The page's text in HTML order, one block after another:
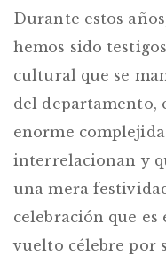
Durante estos
hemos sido
cultural que se
del departamento,
enorme
interrelacionan y
una mera
celebración que es
vuelto célebre por